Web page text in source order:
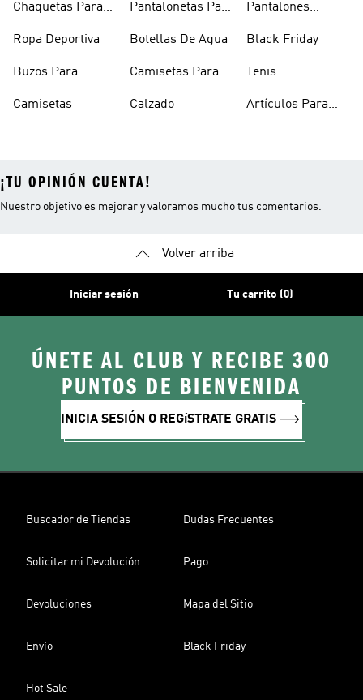
Chaquetas Para
Ropa Deportiva
Buzos Para
Camisetas
Pantalonetas Para
Botellas De Agua
Camisetas Para
Calzado
Pantalones
Black Friday
Tenis
Artículos Para
¡TU OPINIÓN CUENTA!
Nuestro objetivo es mejorar y valoramos mucho tus comentarios.
Volver arriba
Iniciar sesión Tu carrito (0)
ÚNETE AL CLUB Y RECIBE 300
PUNTOS DE BIENVENIDA
INICIA SESIÓN O REGíSTRATE GRATIS
Buscador de Tiendas Dudas Frecuentes
Solicitar mi Devolución Pago
Devoluciones Mapa del Sitio
Envío Black Friday
Hot Sale